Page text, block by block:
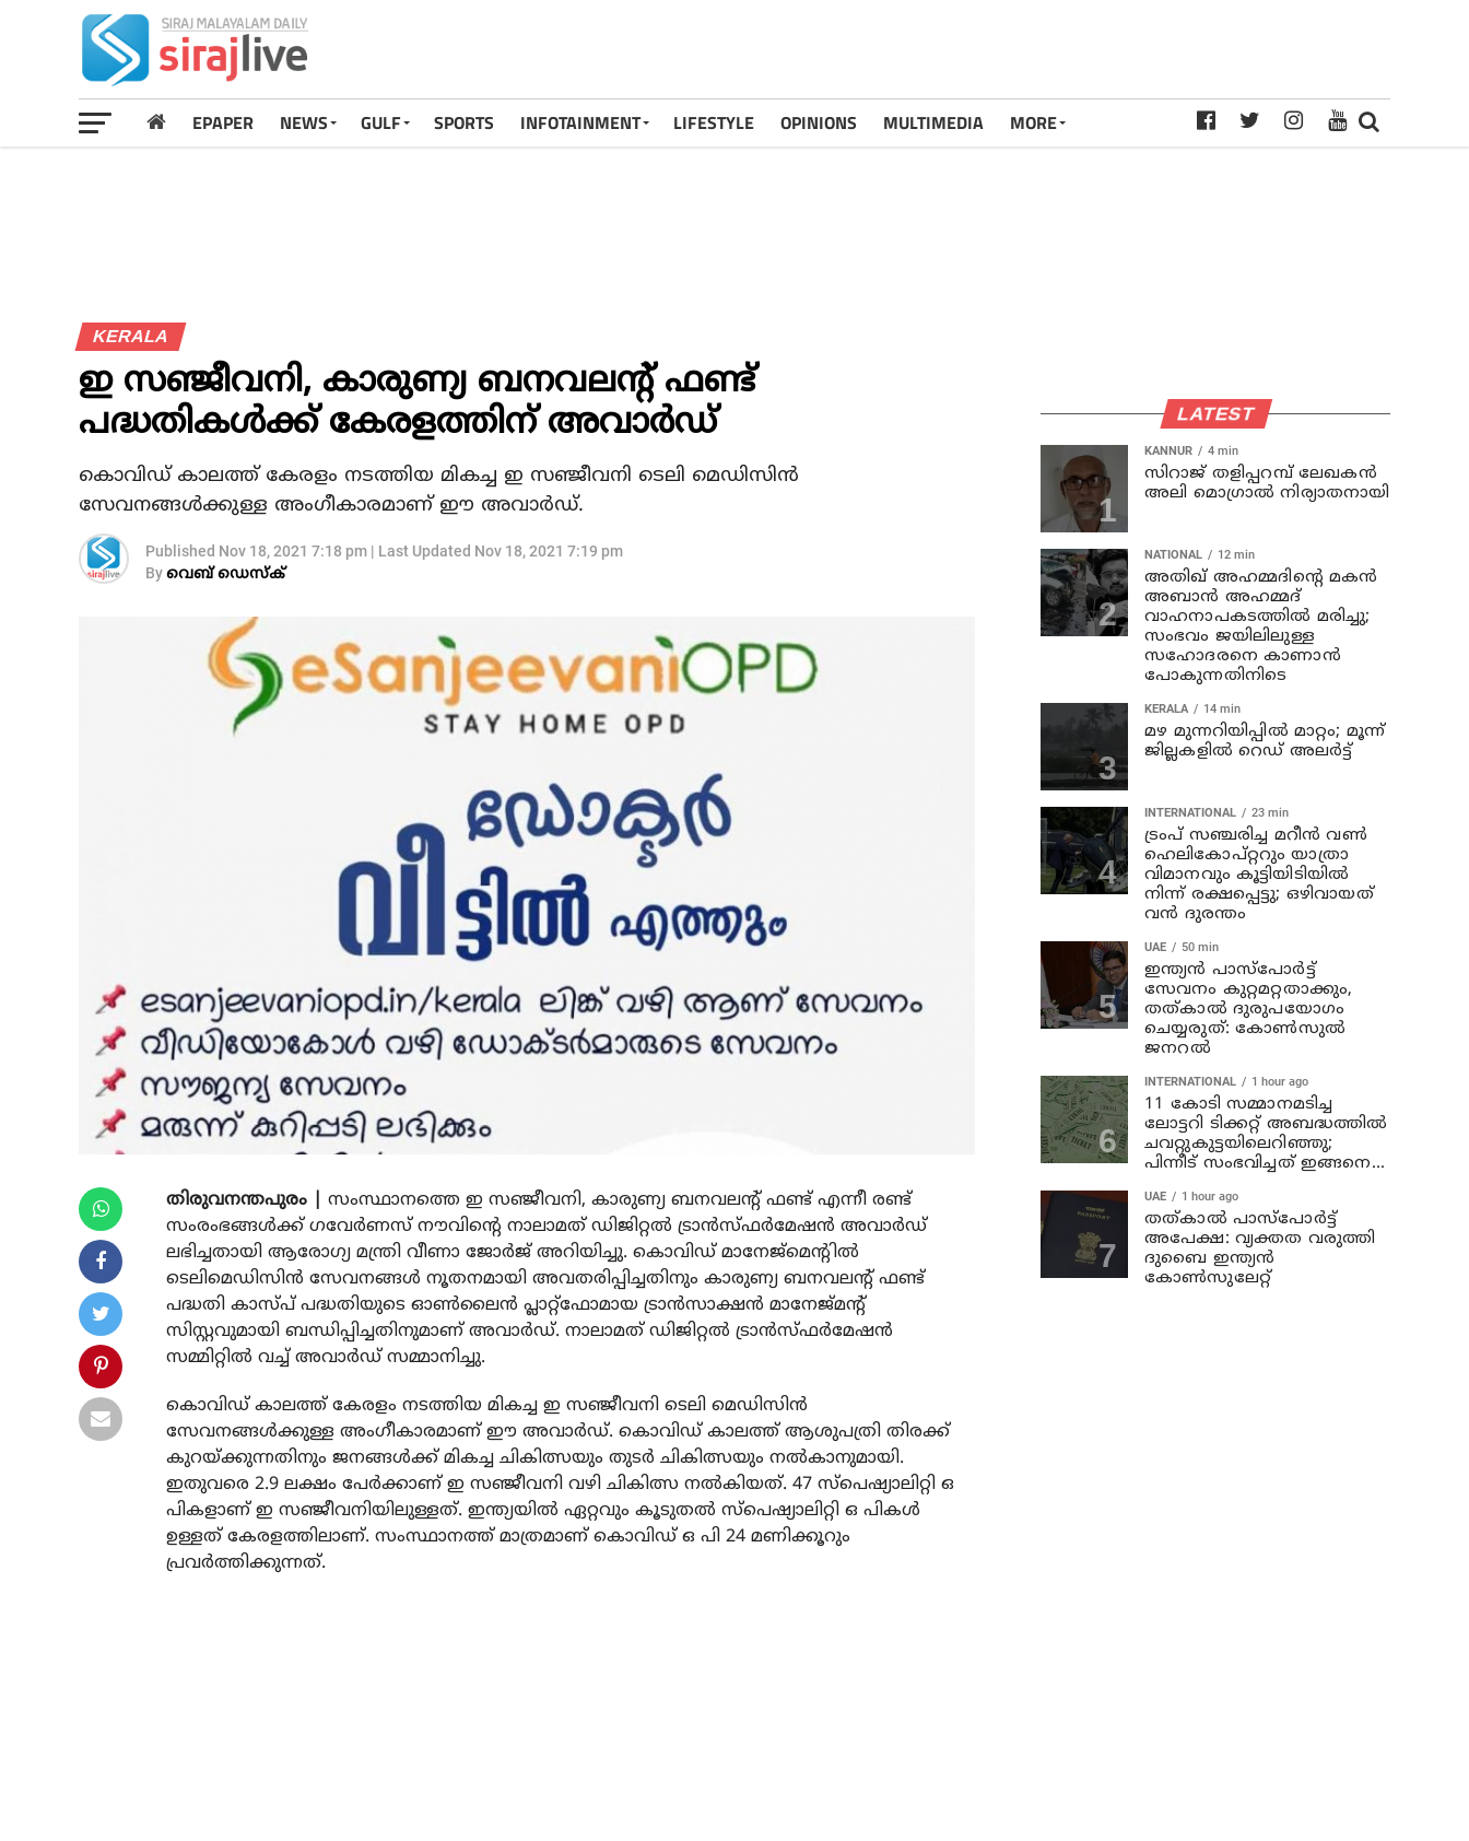
EPAPER NEWS GULF SPORTS INFOTAINMENT LIFESTYLE OPINIONS MULTIMEDIA MORE
KERALA
ഇ സഞ്ജീവനി, കാരുണ്യ ബനവലന്റ് ഫണ്ട്
പദ്ധതികൾക്ക് കേരളത്തിന് അവാർഡ്
കൊവിഡ് കാലത്ത് കേരളം നടത്തിയ മികച്ച ഇ സഞ്ജീവനി ടെലി മെഡിസിന്‍
സേവനങ്ങള്‍ക്കുള്ള അംഗീകാരമാണ് ഈ അവാര്‍ഡ്.
Published Nov 18, 2021 7:18 pm | Last Updated Nov 18, 2021 7:19 pm
Byവെബ് ഡെസ്‌ക്
തിരുവനന്തപുരം |
സംസ്ഥാനത്തെ ഇ സഞ്ജീവനി, കാരുണ്യ ബനവലന്റ് ഫണ്ട് എന്നീ രണ്ട്
സംരംഭങ്ങള്‍ക്ക് ഗവേര്‍ണസ് നൗവിന്റെ നാലാമത് ഡിജിറ്റല്‍ ട്രാന്‍സ്ഫര്‍മേഷന്‍ അവാര്‍ഡ്
ലഭിച്ചതായി ആരോഗ്യ മന്ത്രി വീണാ ജോർജ് അറിയിച്ചു. കൊവിഡ് മാനേജ്‌മെന്റില്‍
ടെലിമെഡിസിന്‍ സേവനങ്ങള്‍ നൂതനമായി അവതരിപ്പിച്ചതിനും കാരുണ്യ ബനവലന്റ് ഫണ്ട്
പദ്ധതി കാസ്പ് പദ്ധതിയുടെ ഓണ്‍ലൈന്‍ പ്ലാറ്റ്ഫോമായ ട്രാന്‍സാക്ഷന്‍ മാനേജ്മന്റ്
സിസ്റ്റവുമായി ബന്ധിപ്പിച്ചതിനുമാണ് അവാര്‍ഡ്. നാലാമത് ഡിജിറ്റല്‍ ട്രാന്‍സ്ഫര്‍മേഷന്‍
സമ്മിറ്റില്‍ വച്ച് അവാര്‍ഡ് സമ്മാനിച്ചു.
കൊവിഡ് കാലത്ത് കേരളം നടത്തിയ മികച്ച ഇ സഞ്ജീവനി ടെലി മെഡിസിന്‍
സേവനങ്ങള്‍ക്കുള്ള അംഗീകാരമാണ് ഈ അവാര്‍ഡ്. കൊവിഡ് കാലത്ത് ആശുപത്രി തിരക്ക്
കുറയ്ക്കുന്നതിനും ജനങ്ങള്‍ക്ക് മികച്ച ചികിത്സയും തുടര്‍ ചികിത്സയും നല്‍കാനുമായി.
ഇതുവരെ 2.9 ലക്ഷം പേര്‍ക്കാണ് ഇ സഞ്ജീവനി വഴി ചികിത്സ നല്‍കിയത്. 47 സ്‌പെഷ്യാലിറ്റി ഒ
പികളാണ് ഇ സഞ്ജീവനിയിലുള്ളത്. ഇന്ത്യയില്‍ ഏറ്റവും കൂടുതല്‍ സ്‌പെഷ്യാലിറ്റി ഒ പികള്‍
ഉള്ളത് കേരളത്തിലാണ്. സംസ്ഥാനത്ത് മാത്രമാണ് കൊവിഡ് ഒ പി 24 മണിക്കൂറും
പ്രവര്‍ത്തിക്കുന്നത്.
LATEST
KANNUR 4 min
സിറാജ് തളിപ്പറമ്പ് ലേഖകൻ
അലി മൊഗ്രാൽ നിര്യാതനായി
NATIONAL 12 min
അതിഖ് അഹമ്മദിന്റെ മകന്‍
അബാന്‍ അഹമ്മദ്
വാഹനാപകടത്തില്‍ മരിച്ചു;
സംഭവം ജയിലിലുള്ള
സഹോദരനെ കാണാന്‍
പോകുന്നതിനിടെ
KERALA 14 min
മഴ മുന്നറിയിപ്പില്‍ മാറ്റം; മൂന്ന്
ജില്ലകളില്‍ റെഡ് അലര്‍ട്ട്
INTERNATIONAL 23 min
ട്രംപ് സഞ്ചരിച്ച മറീൻ വൺ
ഹെലികോപ്റ്ററും യാത്രാ
വിമാനവും കൂട്ടിയിടിയിൽ
നിന്ന് രക്ഷപ്പെട്ടു; ഒഴിവായത്
വൻ ദുരന്തം
UAE 50 min
ഇന്ത്യൻ പാസ്‌പോർട്ട്
സേവനം കുറ്റമറ്റതാക്കും,
തത്കാൽ ദുരുപയോഗം
ചെയ്യരുത്: കോൺസുൽ
ജനറൽ
INTERNATIONAL 1 hour ago
11 കോടി സമ്മാനമടിച്ച
ലോട്ടറി ടിക്കറ്റ് അബദ്ധത്തിൽ
ചവറ്റുകുട്ടയിലെറിഞ്ഞു;
പിന്നീട് സംഭവിച്ചത് ഇങ്ങനെ...
UAE 1 hour ago
തത്കാൽ പാസ്പോർട്ട്
അപേക്ഷ: വ്യക്തത വരുത്തി
ദുബൈ ഇന്ത്യൻ
കോൺസുലേറ്റ്